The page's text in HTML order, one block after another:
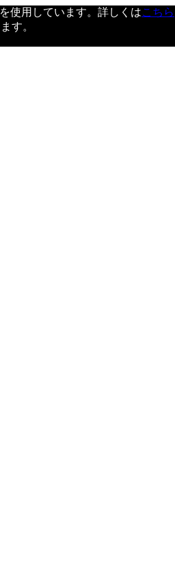
使用しています。詳しくはこちら
す。